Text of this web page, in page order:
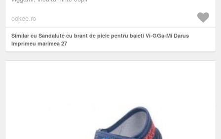
ookee.ro
Similar cu Sandalute cu brant de piele pentru baieti Vi-GGa-Mi Darus
Imprimeu marimea 27